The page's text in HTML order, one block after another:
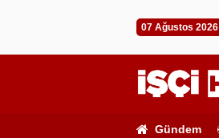
07 Ağustos 2026
Gündem